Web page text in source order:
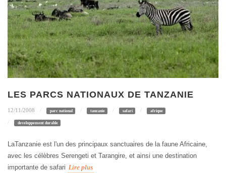
LES PARCS NATIONAUX DE TANZANIE
12/11/2008 parc national tanzanie safari afrique
developpement durable
LaTanzanie est l'un des principaux sanctuaires de la faune Africaine,
avec les célèbres Serengeti et Tarangire, et ainsi une destination
importante de safari Lire plus